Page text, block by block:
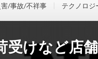
害/事故/不祥事 テクノロジ
受けなど店